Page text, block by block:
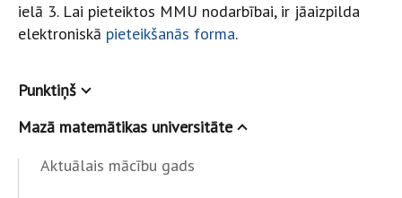
ielā 3. Lai pieteiktos MMU nodarbībai, ir jāaizpilda
elektroniskā pieteikšanās forma.
Punktiņš
Mazā matemātikas universitāte
Aktuālais mācību gads